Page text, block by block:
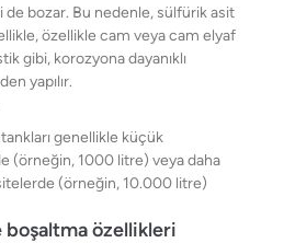
de bozar. Bu nedenle, sülfürik asit
özellikle cam veya cam elyaf
gibi, korozyona dayanıklı
yapılır.
genellikle küçük
(örneğin, 1000 litre) veya daha
(örneğin, 10.000 litre)
boşaltma özellikleri